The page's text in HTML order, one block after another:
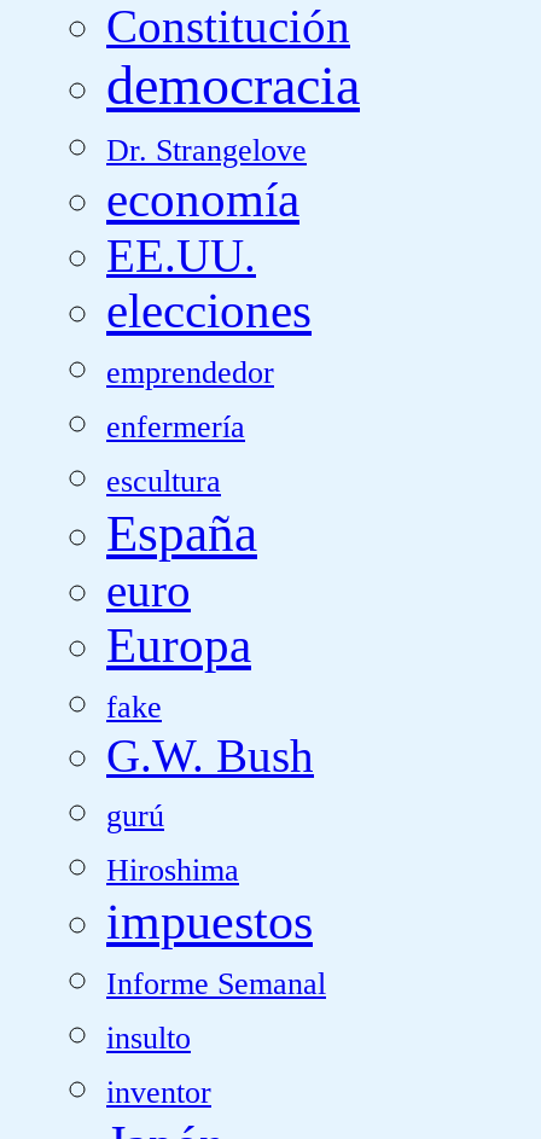
Constitución
democracia
Dr. Strangelove
economía
EE.UU.
elecciones
emprendedor
enfermería
escultura
España
euro
Europa
fake
G.W. Bush
gurú
Hiroshima
impuestos
Informe Semanal
insulto
inventor